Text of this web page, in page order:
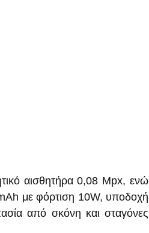
αισθητήρα 0,08 Mpx, ενώ
με φόρτιση 10W, υποδοχή
από σκόνη και σταγόνες